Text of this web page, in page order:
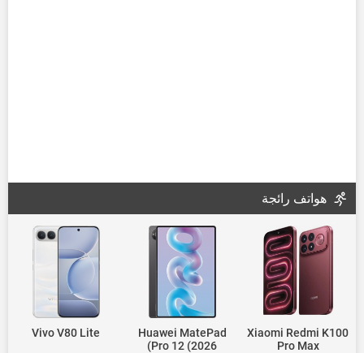
هواتف رائجة
Xiaomi Redmi K100
Pro Max
Huawei MatePad
Pro 12 (2026)
Vivo V80 Lite